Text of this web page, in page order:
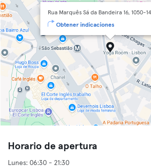
Rua Marquês Sá da Bandeira 16, 1050-
Obtener indicaciones
Horario de apertura
Lunes: 06:30 - 21:30